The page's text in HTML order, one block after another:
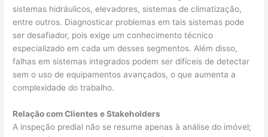
sistemas hidráulicos, elevadores, sistemas de climatização,
entre outros. Diagnosticar problemas em tais sistemas pode
ser desafiador, pois exige um conhecimento técnico
especializado em cada um desses segmentos. Além disso,
falhas em sistemas integrados podem ser difíceis de detectar
sem o uso de equipamentos avançados, o que aumenta a
complexidade do trabalho.
Relação com Clientes e Stakeholders
A inspeção predial não se resume apenas à análise do imóvel;